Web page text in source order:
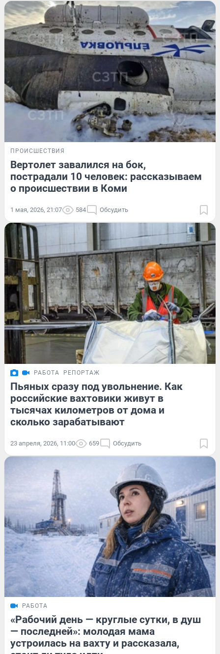
ПРОИСШЕСТВИЯ
Вертолет завалился на бок,
пострадали 10 человек: рассказываем
о происшествии в Коми
1 мая, 2026, 21:07 584 Обсудить
РАБОТА РЕПОРТАЖ
Пьяных сразу под увольнение. Как
российские вахтовики живут в
тысячах километров от дома и
сколько зарабатывают
23 апреля, 2026, 11:00 659 Обсудить
РАБОТА
«Рабочий день — круглые сутки, в душ
— последней»: молодая мама
устроилась на вахту и рассказала,